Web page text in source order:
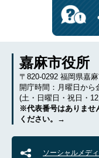
嘉麻市役所
〒820-0292 福岡県嘉
開庁時間：月曜日から
(土・日曜日・祝日・
※代表番号はありませ
ください。→
ソーシャルメデ